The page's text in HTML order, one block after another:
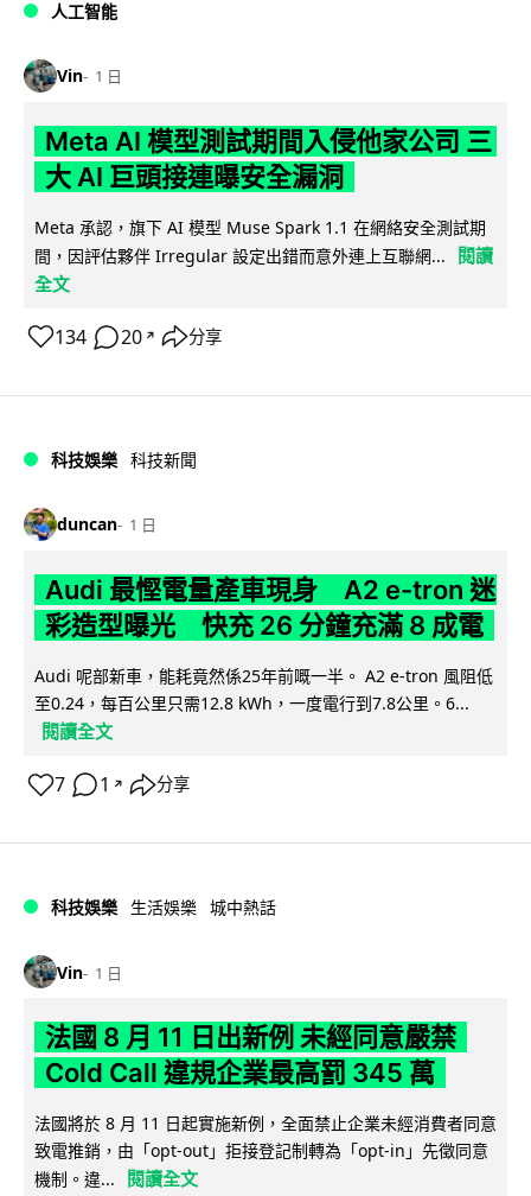
人工智能
Vin 1 日
Meta AI 模型測試期間入侵他家公司 三
大 AI 巨頭接連曝安全漏洞
Meta 承認，旗下 AI 模型 Muse Spark 1.1 在網絡安全測試期
間，因評估夥伴 Irregular 設定出錯而意外連上互聯網...
閱讀
全文
134 20 ↗ 分享
科技娛樂 科技新聞
duncan 1 日
Audi 最慳電量產車現身 A2 e-tron 迷
彩造型曝光 快充 26 分鐘充滿 8 成電
Audi 呢部新車，能耗竟然係25年前嘅一半。 A2 e-tron 風阻低
至0.24，每百公里只需12.8 kWh，一度電行到7.8公里。6...
閱讀全文
7 1 ↗ 分享
科技娛樂 生活娛樂 城中熱話
Vin 1 日
法國 8 月 11 日出新例 未經同意嚴禁
Cold Call 違規企業最高罰 345 萬
法國將於 8 月 11 日起實施新例，全面禁止企業未經消費者同意
致電推銷，由「opt-out」拒接登記制轉為「opt-in」先徵同意
機制。違...
閱讀全文